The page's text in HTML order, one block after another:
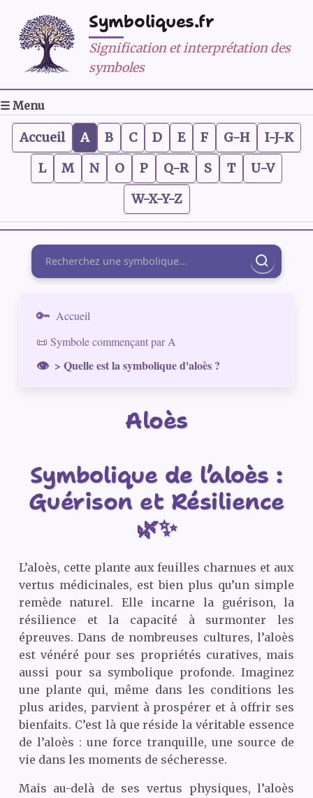
Symboliques.fr
Signification et interprétation des
symboles
☰ Menu
Accueil A B C D E F G-H
I-J-K
L
M N O P Q-R S T
U-V
W-X-Y-Z
Rechercher
Accueil
📜 Symbole commençant par A
> Quelle est la symbolique d'aloès ?
Aloès
Symbolique de l’aloès :
Guérison et Résilience
🌿✨
L’aloès, cette plante aux feuilles charnues et aux
vertus médicinales, est bien plus qu’un simple
remède naturel. Elle incarne la guérison, la
résilience et la capacité à surmonter les
épreuves. Dans de nombreuses cultures, l’aloès
est vénéré pour ses propriétés curatives, mais
aussi pour sa symbolique profonde. Imaginez
une plante qui, même dans les conditions les
plus arides, parvient à prospérer et à offrir ses
bienfaits. C’est là que réside la véritable essence
de l’aloès : une force tranquille, une source de
vie dans les moments de sécheresse.
Mais au-delà de ses vertus physiques, l’aloès